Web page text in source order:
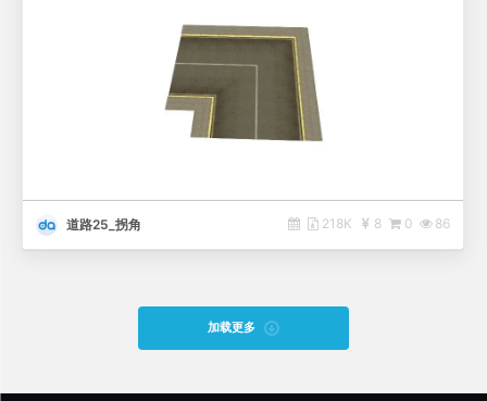
道路25_拐角 218K 8 0 86
加载更多